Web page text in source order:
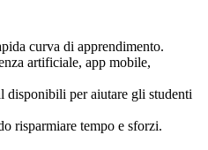
curva di apprendimento.
artificiale, app mobile,
disponibili per aiutare gli studenti
risparmiare tempo e sforzi.